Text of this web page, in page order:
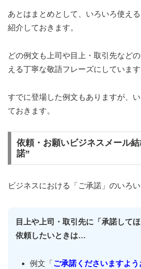
あとはまとめとして、いろいろ使え
紹介しておきます。
どの例文も上司や目上・取引先など
える丁寧な敬語フレーズにしていま
すでに登場した例文もありますが、
ておきます。
依頼・お願いビジネスメール
諾”
ビジネスにおける「ご承諾」のいろ
目上や上司・取引先に「承諾して
依頼したいときは…
例文「 ご承諾くださいますよ